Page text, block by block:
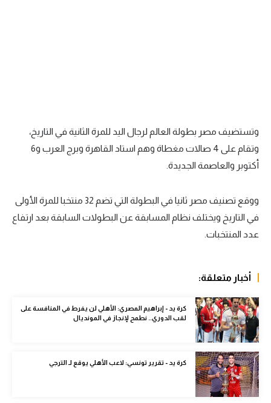
سعودي في الجول
الدوري الإنجليزي
دوري أبطال أوروبا
القسم الثاني
أمم إفريقيا
كرة السلة الأمريكية
كرة سلة
كرة يد
كرة طائرة
الوطن العربي
وتستضيف مصر بطولة العالم لرجال اليد للمرة الثانية في التاريخ،
وتقام على 4 صالات مغطاة وهم استاد القاهرة وبرج العرب و6
أكتوبر والعاصمة الجديدة.
ووقع تصنيف مصر ثانيا في البطولة التي تضم 32 منتخبا للمرة الأولى
في التاريخ ويختلف نظام المسابقة عن البطولات السابقة بعد ارتفاع
عدد المنتخبات.
أخبار متعلقة:
كرة يد - إبراهيم المصري: الأهلي لن يفرط في المنافسة على
لقب الدوري.. نطمح لإنجاز في المونديال
كرة يد - تقرير تونسي: لاعب الأهلي يوقع لـ الترجي